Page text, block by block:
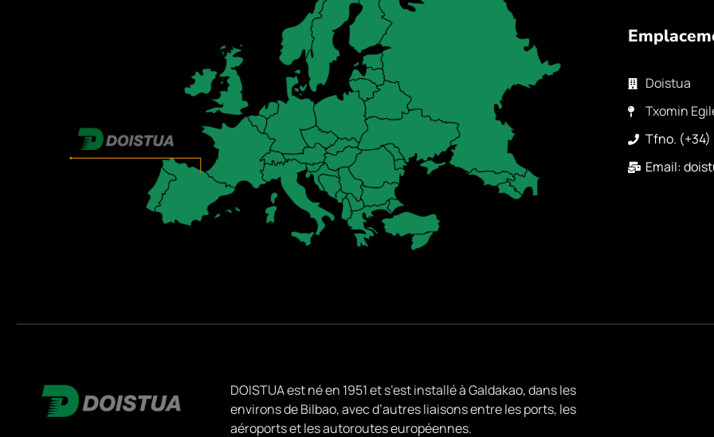
Doistua
Txomin
Tfno. (+34)
Email:
DOISTUA est né en 1951 et s’est installé à Galdakao, dans les
environs de Bilbao, avec d’autres liaisons entre les ports, les
aéroports et les autoroutes européennes.